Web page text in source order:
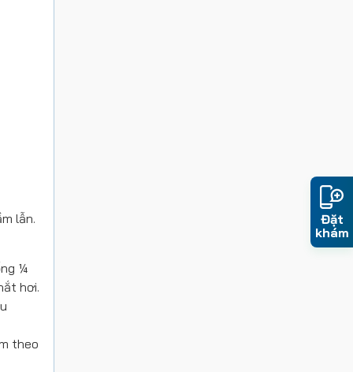
lẫn.
¼
hơi.
theo
Đặt
khám